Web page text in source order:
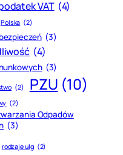
VAT (4)
Polska (2)
(3)
(4)
(3)
(2) PZU (10)
(2)
Odpadów
(3)
rodzaje ulg (2)